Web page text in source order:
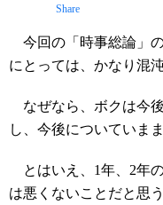
Share
今回の「時事総論」の
にとっては、かなり混
なぜなら、ボクは今
し、今後についていま
とはいえ、1年、2年
は悪くないことだと思う